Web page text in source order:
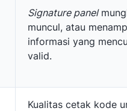
Signature panel
muncul, atau
informasi yang
valid.
Kualitas cetak kode